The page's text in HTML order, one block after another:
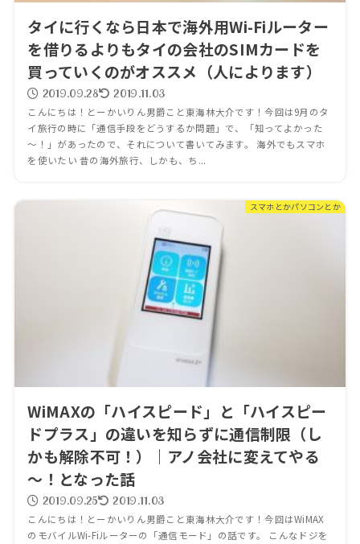
タイに行くなら日本で海外用Wi-Fiルーター
を借りるよりもタイの会社のSIMカードを
買っていくのがオススメ（人によります）
2019.09.28 2019.11.03
こんにちは！とーかいりん男爵こと東海林大介です！今回は9月のタ
イ旅行の時に「通信手段をどうするか問題」で、「知ってよかった
～！」があったので、それについて書いてみます。 海外でもスマホ
を使いたい 昔の海外旅行、しかも、ち...
スマホとかパソコンとか
WiMAXの「ハイスピード」と「ハイスピー
ドプラス」の違いを知らずに通信制限（し
かも解除不可！）｜アノ会社に変えてやる
～！となった話
2019.09.25 2019.11.03
こんにちは！とーかいりん男爵こと東海林大介です！今回はWiMAX
のモバイルWi-Fiルーターの「通信モード」の話です。 こんなドジを